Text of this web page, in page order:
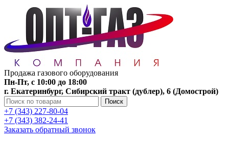
Продажа газового оборудования
Пн-Пт, с 10:00 до 18:00
г. Екатеринбург, Сибирский тракт (дублер), 6 (Домострой)
Поиск
+7 (343) 227-80-04
+7 (343) 382-24-41
Заказать обратный звонок